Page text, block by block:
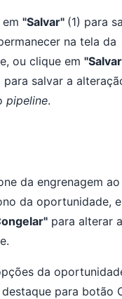
"Salvar" (1) para
na tela da
ou clique em
para salvar a
pipeline.
da engrenagem
da oportunidade,
para alterar